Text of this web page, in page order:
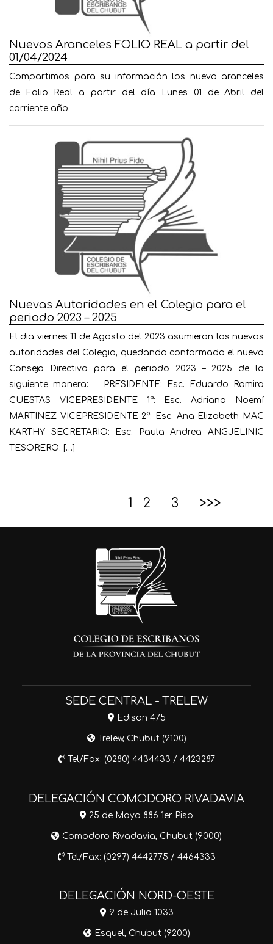
Nuevos Aranceles FOLIO REAL a partir del
01/04/2024
Compartimos para su información los nuevo aranceles
de Folio Real a partir del día Lunes 01 de Abril del
corriente año.
Nuevas Autoridades en el Colegio para el
periodo 2023 – 2025
El dia viernes 11 de Agosto del 2023 asumieron las nuevas
autoridades del Colegio, quedando conformado el nuevo
Consejo Directivo para el periodo 2023 – 2025 de la
siguiente manera: PRESIDENTE: Esc. Eduardo Ramiro
CUESTAS VICEPRESIDENTE 1°: Esc. Adriana Noemí
MARTINEZ VICEPRESIDENTE 2°: Esc. Ana Elizabeth MAC
KARTHY SECRETARIO: Esc. Paula Andrea ANGJELINIC
TESORERO: […]
1 2 3 >>>
SEDE CENTRAL - TRELEW
Edison 475
Trelew, Chubut (9100)
Tel/Fax: (0280) 4434433 / 4423287
DELEGACIÓN COMODORO RIVADAVIA
25 de Mayo 886 1er Piso
Comodoro Rivadavia, Chubut (9000)
Tel/Fax: (0297) 4442775 / 4464333
DELEGACIÓN NORD-OESTE
9 de Julio 1033
Esquel, Chubut (9200)